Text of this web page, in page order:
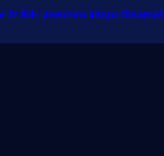
iz BiH preuzeo klupu Dinama!